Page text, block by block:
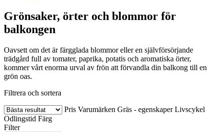
Grönsaker, örter och blommor för
balkongen
Oavsett om det är färgglada blommor eller en självförsörjande
trädgård full av tomater, paprika, potatis och aromatiska örter,
kommer vårt enorma urval av frön att förvandla din balkong till en
grön oas.
Filtrera och sortera
Pris Varumärken Gräs - egenskaper Livscykel
Odlingstid Färg
Filter